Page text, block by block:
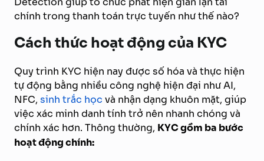
chính trong thanh toán trực tuyến như thế nào?
Cách thức hoạt động của KYC
Quy trình KYC hiện nay được số hóa và thực hiện
tự động bằng nhiều công nghệ hiện đại như AI,
NFC, sinh trắc học và nhận dạng khuôn mặt, giúp
việc xác minh danh tính trở nên nhanh chóng và
chính xác hơn. Thông thường, KYC gồm ba bước
hoạt động chính: